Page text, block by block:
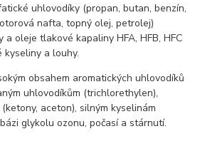
uhlovodíky (propan, butan, benzín,
nafta, topný olej, petrolej)
oleje tlakové kapaliny HFA, HFB, HFC
kyseliny a louhy.
obsahem aromatických uhlovodíků
uhlovodíkům (trichlorethylen),
aceton), silným kyselinám
glykolu ozonu, počasí a stárnutí.